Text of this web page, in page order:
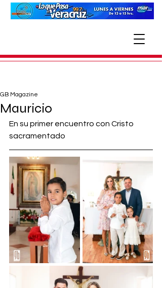
Mauricio
GB Magazine
En su primer encuentro con Cristo
sacramentado